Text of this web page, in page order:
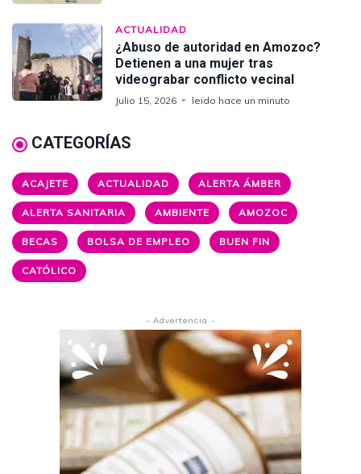
ACTUALIDAD
¿Abuso de autoridad en Amozoc?
Detienen a una mujer tras
videograbar conflicto vecinal
Julio 15, 2026 leido hace un minuto
CATEGORÍAS
ACAJETE ACTUALIDAD ALERTA ÁMBER
ALERTA SANITARIA AMBIENTE AMOZOC
BECAS BOLSA DE EMPLEO BUEN FIN
CATÓLICO
- Advertencia -